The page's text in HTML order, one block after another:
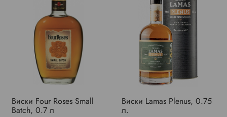
Виски Four Roses Small
Batch, 0.7 л
Виски Lamas Plenus, 0.75
л.